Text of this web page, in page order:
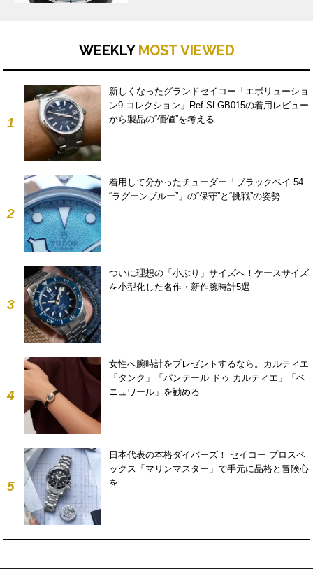
WEEKLY MOST VIEWED
1
新しくなったグランドセイコー「エボリューショ
ン9 コレクション」Ref.SLGB015の着用レビュー
から製品の“価値”を考える
2
着用して分かったチューダー「ブラックベイ 54
“ラグーンブルー”」の“保守”と“挑戦”の姿勢
3
ついに理想の「小ぶり」サイズへ！ケースサイズ
を小型化した名作・新作腕時計5選
4
女性へ腕時計をプレゼントするなら。カルティエ
「タンク」「パンテール ドゥ カルティエ」「ベ
ニュワール」を勧める
5
日本代表の本格ダイバーズ！ セイコー プロスペ
ックス「マリンマスター」で手元に品格と冒険心
を